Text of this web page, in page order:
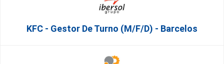
KFC - Gestor De Turno (m/f/d) - Barcelos